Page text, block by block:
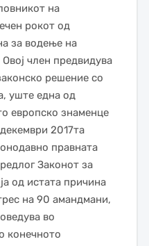
на
рокот од
за водење на
член предвидува
решение со
уште една од
европско знаменце
2017та
правната
Законот за
од истата причина
на 90 амандмани,
во
конечното